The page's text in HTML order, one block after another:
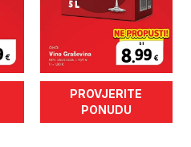
PROVJERITE
PONUDU